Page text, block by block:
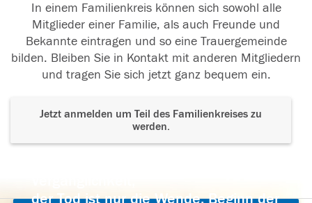
In einem Familienkreis können sich sowohl alle
Mitglieder einer Familie, als auch Freunde und
Bekannte eintragen und so eine Trauergemeinde
bilden. Bleiben Sie in Kontakt mit anderen Mitgliedern
und tragen Sie sich jetzt ganz bequem ein.
Jetzt anmelden um Teil des Familienkreises zu
werden.
der Tod ist nur die Wende, Beginn der